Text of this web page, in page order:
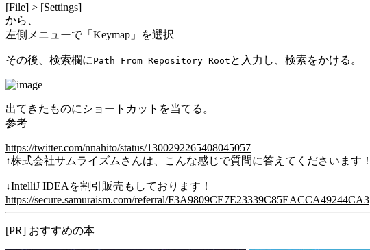
[File] > [Settings]
から、
左側メニューで「Keymap」を選択
その後、検索欄に Path From Repository Root と入力し、検索をかける。
出てきたものにショートカットを当てる。
参考
https://twitter.com/nnahito/status/1300292265408045057
↑株式会社サムライズムさんは、こんな感じで質問に答えてくださいます！
↓IntelliJ IDEAを割引販売もしております！
https://secure.samuraism.com/referral/F3A9809CE7E23339C85EACCA49244CA3
[PR] おすすめの本